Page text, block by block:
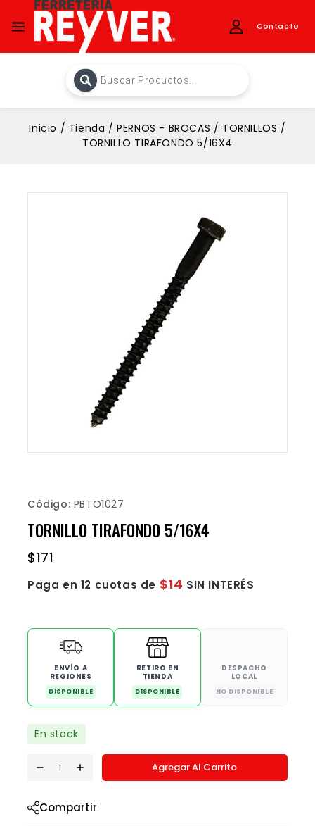
Contacto
Inicio / Tienda / PERNOS - BROCAS / TORNILLOS /
TORNILLO TIRAFONDO 5/16X4
Código: PBTO1027
TORNILLO TIRAFONDO 5/16X4
$171
Paga en 12 cuotas de $14 SIN INTERÉS
ENVÍO A
REGIONES
DISPONIBLE
RETIRO EN
TIENDA
DISPONIBLE
DESPACHO
LOCAL
NO DISPONIBLE
En stock
Agregar Al Carrito
Compartir